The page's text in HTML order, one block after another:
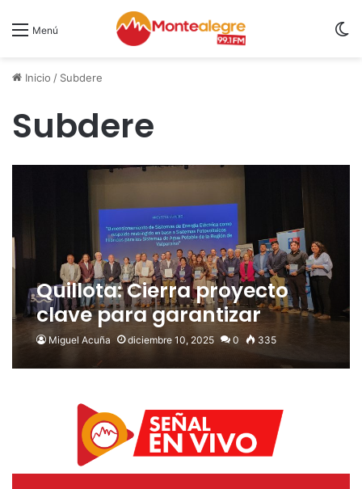
Menú
Inicio / Subdere
Subdere
Quillota: Cierra proyecto
clave para garantizar
energía renovable en los
APR de la Región de
Miguel Acuña diciembre 10, 2025 0 335